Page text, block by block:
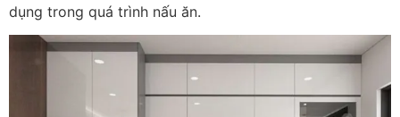
dụng trong quá trình nấu ăn.